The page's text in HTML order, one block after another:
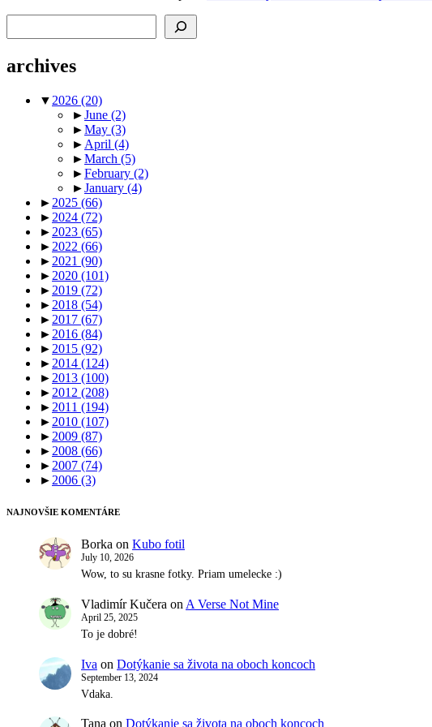
archives
▼ 2026 (20)
►June (2)
►May (3)
► April (4)
►March (5)
►February (2)
►January (4)
► 2025 (66)
► 2024 (72)
► 2023 (65)
► 2022 (66)
► 2021 (90)
► 2020 (101)
► 2019 (72)
► 2018 (54)
► 2017 (67)
► 2016 (84)
► 2015 (92)
► 2014 (124)
► 2013 (100)
► 2012 (208)
► 2011 (194)
► 2010 (107)
► 2009 (87)
► 2008 (66)
► 2007 (74)
► 2006 (3)
NAJNOVŠIE KOMENTÁRE
Borka on Kubo fotil
July 10, 2026
Wow, to su krasne fotky. Priam umelecke :)
Vladimír Kučera on A Verse Not Mine
April 25, 2025
To je dobré!
Iva on Dotýkanie sa života na oboch koncoch
September 13, 2024
Vdaka.
Tana on Dotýkanie sa života na oboch koncoch